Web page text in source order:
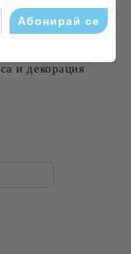
безопасни
и декорация